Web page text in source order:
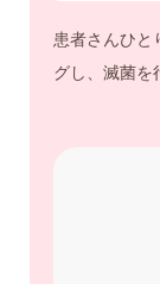
患者さんひと
グし、滅菌を